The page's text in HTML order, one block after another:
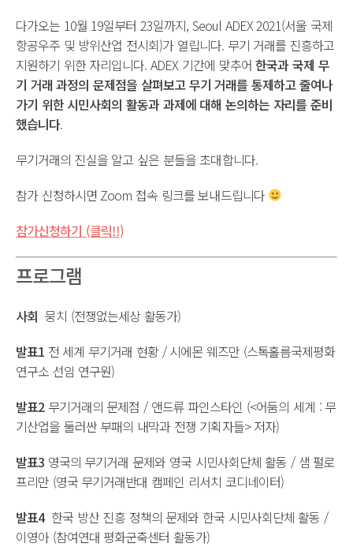
다가오는 10월 19일부터 23일까지, Seoul ADEX 2021(서울 국제
항공우주 및 방위산업 전시회)가 열립니다. 무기 거래를 진흥하고
지원하기 위한 자리입니다. ADEX 기간에 맞추어한국과 국제 무
기 거래 과정의 문제점을 살펴보고 무기 거래를 통제하고 줄여나
가기 위한 시민사회의 활동과 과제에 대해 논의하는 자리를 준비
했습니다.
무기거래의 진실을 알고 싶은 분들을 초대합니다.
참가 신청하시면 Zoom 접속 링크를 보내드립니다
참가신청하기 (클릭!!)
프로그램
사회 뭉치 (전쟁없는세상 활동가)
발표1 전 세계 무기거래 현황 / 시에몬 웨즈만 (스톡홀름국제평화
연구소 선임 연구원)
발표2무기거래의 문제점 / 앤드류 파인스타인 (<어둠의 세계 : 무
기산업을 둘러싼 부패의 내막과 전쟁 기획자들> 저자)
발표3 영국의 무기거래 문제와 영국 시민사회단체 활동 / 샘 펄로
프리만 (영국 무기거래반대 캠페인 리서치 코디네이터)
발표4한국 방산 진흥 정책의 문제와 한국 시민사회단체 활동 /
이영아 (참여연대 평화군축센터 활동가)